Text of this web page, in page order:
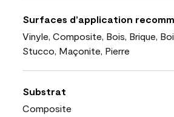
Surfaces d’application
Vinyle, Composite, Bois, Brique,
Stucco, Maçonite, Pierre
Substrat
Composite